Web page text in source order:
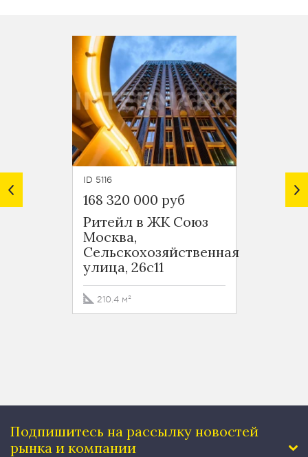
ID 5116
168 320 000 руб
Ритейл в ЖК Союз
Москва,
Сельскохозяйственная
улица, 26с11
210.4 м²
124
Подпишитесь на рассылку новостей
рынка и компании